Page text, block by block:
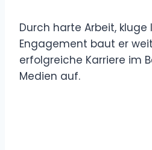
Durch harte Arbeit,
Engagement baut er
erfolgreiche Karriere im
Medien auf.